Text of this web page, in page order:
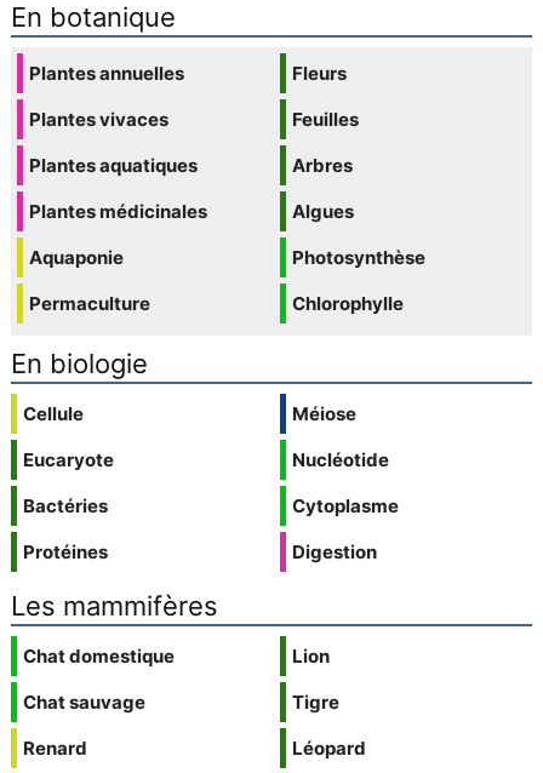
En botanique
Plantes annuelles
Plantes vivaces
Plantes aquatiques
Plantes médicinales
Aquaponie
Permaculture
Fleurs
Feuilles
Arbres
Algues
Photosynthèse
Chlorophylle
En biologie
Cellule
Eucaryote
Bactéries
Protéines
Méiose
Nucléotide
Cytoplasme
Digestion
Les mammifères
Chat domestique
Chat sauvage
Renard
Lion
Tigre
Léopard